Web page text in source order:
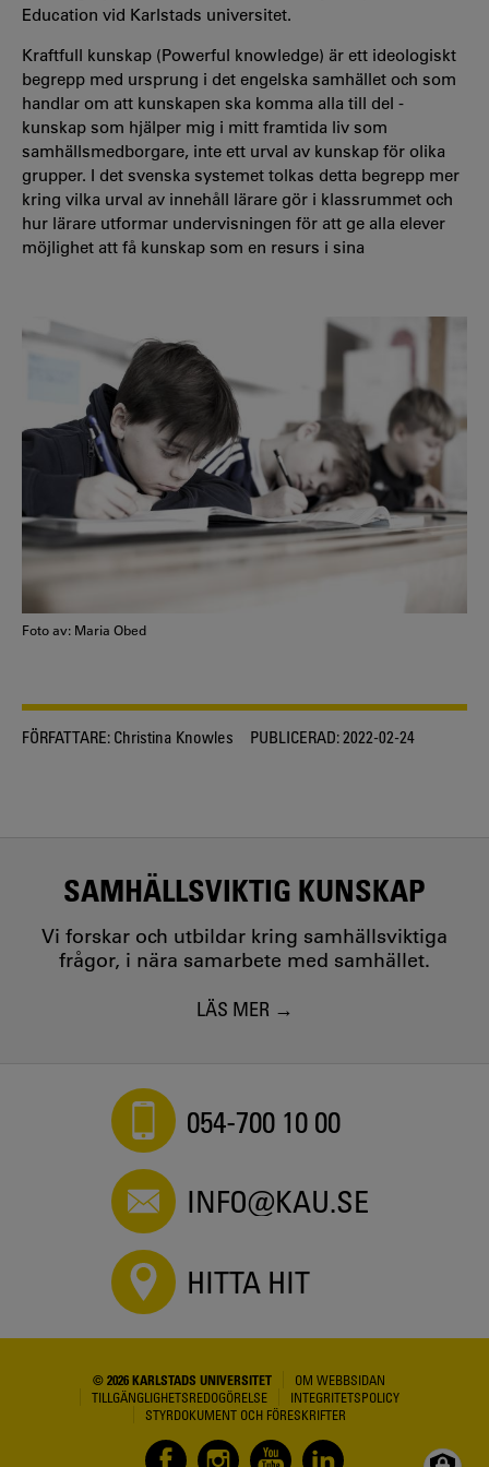
Education vid Karlstads universitet.
Kraftfull kunskap (Powerful knowledge) är ett ideologiskt
begrepp med ursprung i det engelska samhället och som
handlar om att kunskapen ska komma alla till del -
kunskap som hjälper mig i mitt framtida liv som
samhällsmedborgare, inte ett urval av kunskap för olika
grupper. I det svenska systemet tolkas detta begrepp mer
kring vilka urval av innehåll lärare gör i klassrummet och
hur lärare utformar undervisningen för att ge alla elever
möjlighet att få kunskap som en resurs i sina
Foto av: Maria Obed
FÖRFATTARE: Christina Knowles PUBLICERAD:2022-02-24
SAMHÄLLSVIKTIG KUNSKAP
Vi forskar och utbildar kring samhällsviktiga
frågor, i nära samarbete med samhället.
LÄS MER
054-700 10 00
INFO@KAU.SE
HITTA HIT
© 2026 KARLSTADS UNIVERSITET
OM WEBBSIDAN
TILLGÄNGLIGHETSREDOGÖRELSE
INTEGRITETSPOLICY
STYRDOKUMENT OCH FÖRESKRIFTER